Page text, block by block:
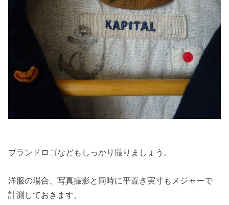
ブランドロゴなどもしっかり撮りましょう。
洋服の場合、写真撮影と同時に平置き実寸もメジャーで
計測しておきます。